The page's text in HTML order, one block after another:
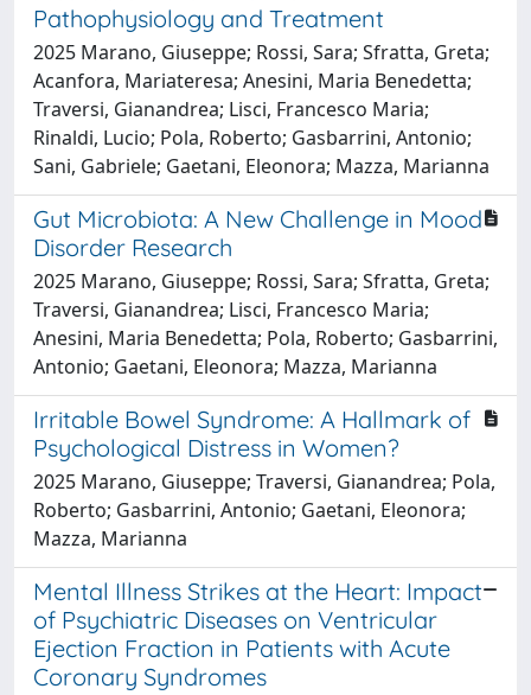
Pathophysiology and Treatment
2025 Marano, Giuseppe; Rossi, Sara; Sfratta, Greta;
Acanfora, Mariateresa; Anesini, Maria Benedetta;
Traversi, Gianandrea; Lisci, Francesco Maria;
Rinaldi, Lucio; Pola, Roberto; Gasbarrini, Antonio;
Sani, Gabriele; Gaetani, Eleonora; Mazza, Marianna
Gut Microbiota: A New Challenge in Mood
Disorder Research
2025 Marano, Giuseppe; Rossi, Sara; Sfratta, Greta;
Traversi, Gianandrea; Lisci, Francesco Maria;
Anesini, Maria Benedetta; Pola, Roberto; Gasbarrini,
Antonio; Gaetani, Eleonora; Mazza, Marianna
Irritable Bowel Syndrome: A Hallmark of
Psychological Distress in Women?
2025 Marano, Giuseppe; Traversi, Gianandrea; Pola,
Roberto; Gasbarrini, Antonio; Gaetani, Eleonora;
Mazza, Marianna
Mental Illness Strikes at the Heart: Impact
of Psychiatric Diseases on Ventricular
Ejection Fraction in Patients with Acute
Coronary Syndromes